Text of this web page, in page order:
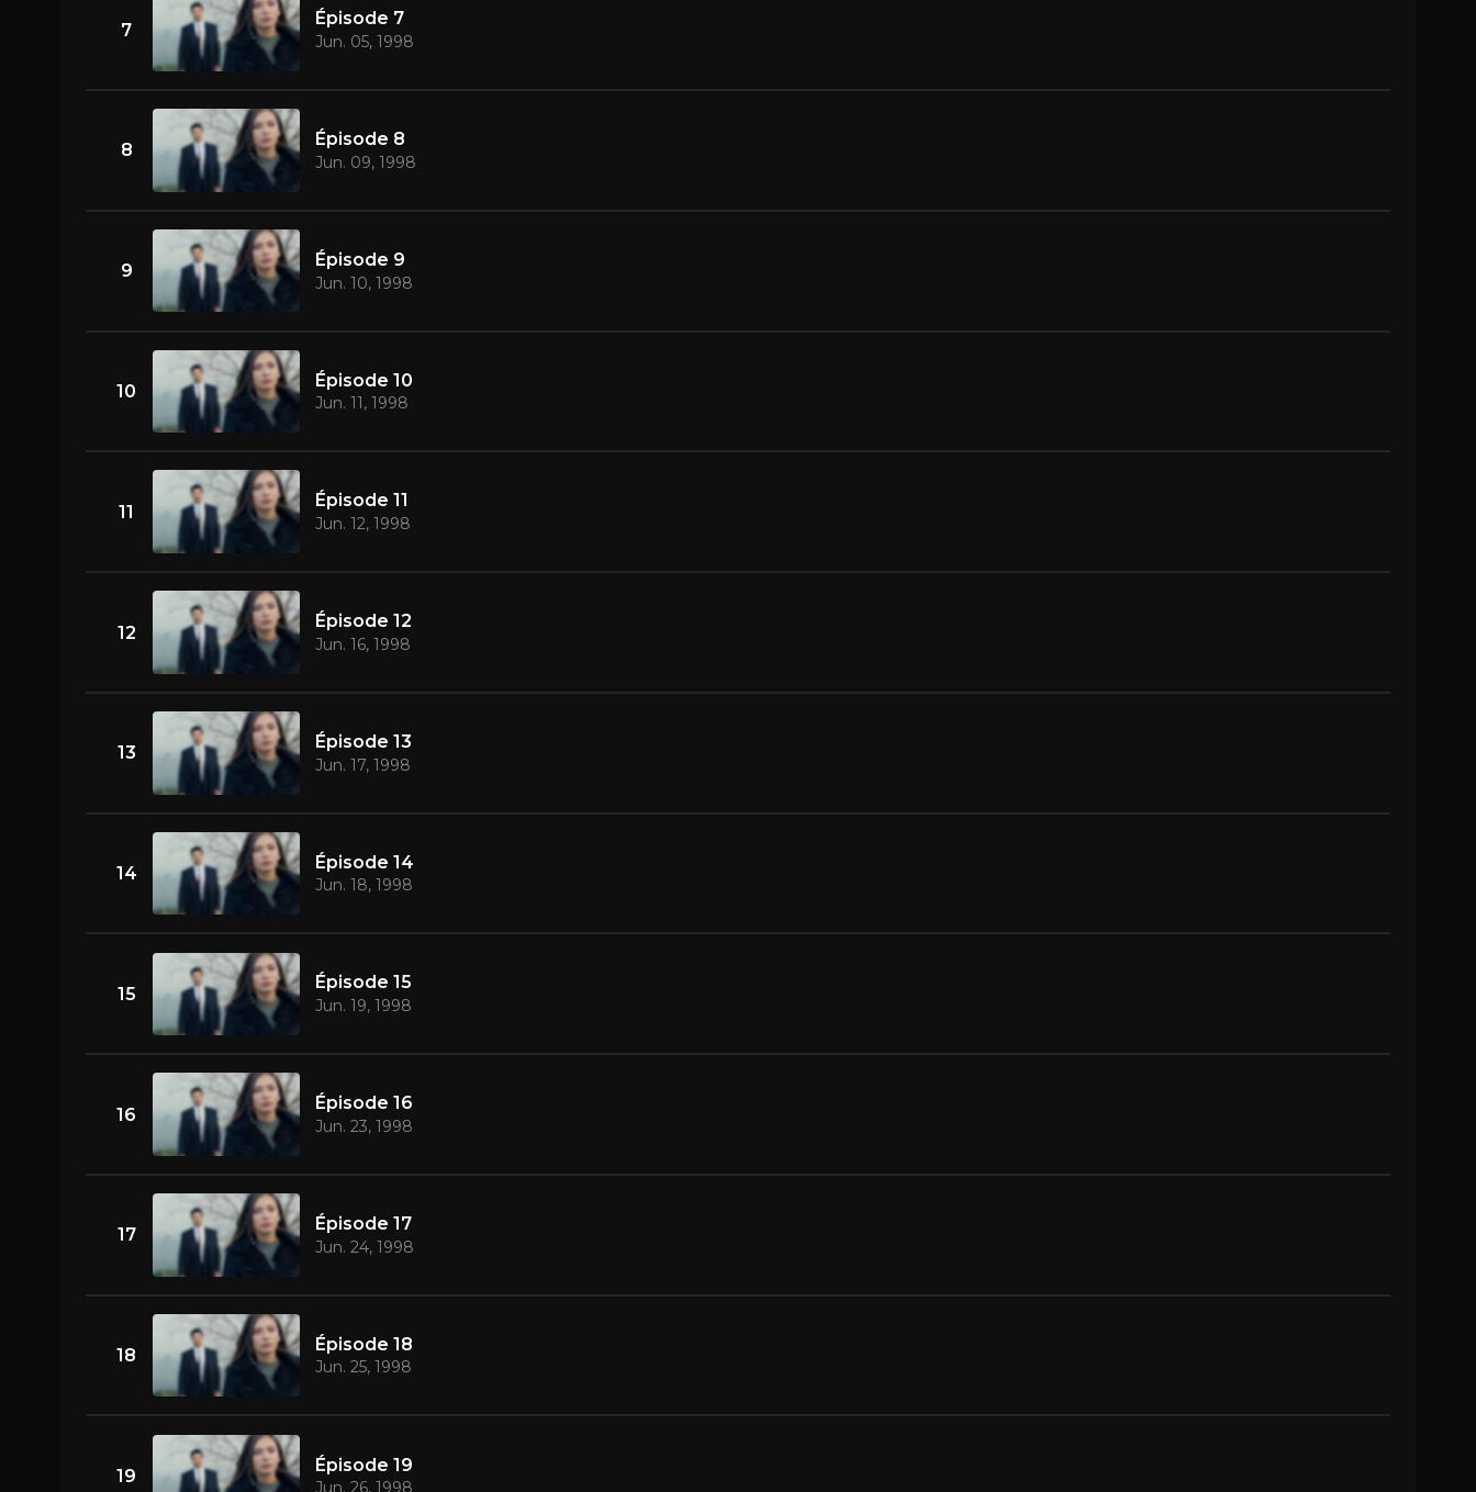
7
Épisode 7
Jun. 05, 1998
8
Épisode 8
Jun. 09, 1998
9
Épisode 9
Jun. 10, 1998
10
Épisode 10
Jun. 11, 1998
11
Épisode 11
Jun. 12, 1998
12
Épisode 12
Jun. 16, 1998
13
Épisode 13
Jun. 17, 1998
14
Épisode 14
Jun. 18, 1998
15
Épisode 15
Jun. 19, 1998
16
Épisode 16
Jun. 23, 1998
17
Épisode 17
Jun. 24, 1998
18
Épisode 18
Jun. 25, 1998
19
Épisode 19
Jun. 26, 1998